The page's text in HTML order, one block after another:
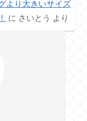
より大きいサイズ
に さいとう より